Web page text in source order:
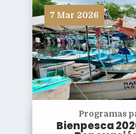
7 Mar 2026
Programas
Bienpesca